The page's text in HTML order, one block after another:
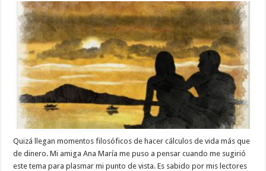
Quizá llegan momentos filosóficos de hacer cálculos de vida más que
de dinero. Mi amiga Ana María me puso a pensar cuando me sugirió
este tema para plasmar mi punto de vista. Es sabido por mis lectores